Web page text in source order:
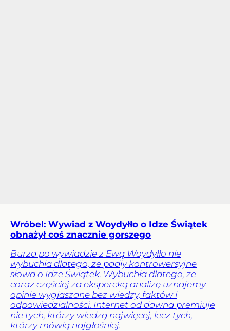
Wróbel: Wywiad z Woydyłło o Idze Świątek
obnażył coś znacznie gorszego
Burza po wywiadzie z Ewą Woydyłło nie
wybuchła dlatego, że padły kontrowersyjne
słowa o Idze Świątek. Wybuchła dlatego, że
coraz częściej za ekspercką analizę uznajemy
opinie wygłaszane bez wiedzy, faktów i
odpowiedzialności. Internet od dawna premiuje
nie tych, którzy wiedzą najwięcej, lecz tych,
którzy mówią najgłośniej.